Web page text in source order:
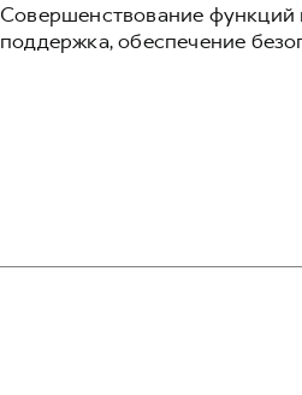
Совершенствование функций
поддержка, обеспечение